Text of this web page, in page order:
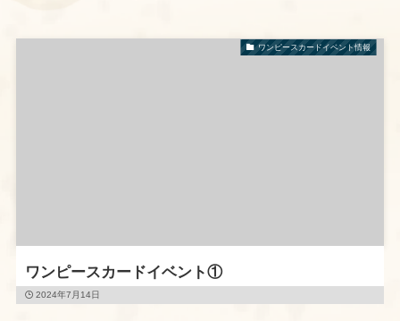
ワンピースカードイベント情報
ワンピースカードイベント①
2024年7月14日